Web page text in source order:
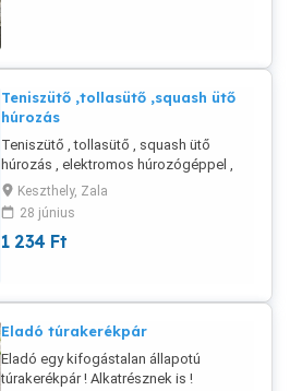
Teniszütő ,tollasütő ,squash ütő
húrozás
Teniszütő , tollasütő , squash ütő
húrozás , elektromos húrozógéppel ,
garanciával ! ! 06307132853
Keszthely, Zala
28 június
1 234 Ft
Eladó túrakerékpár
Eladó egy kifogástalan állapotú
túrakerékpár ! Alkatrésznek is !